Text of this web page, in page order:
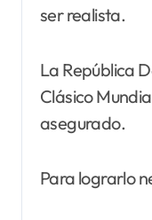
ser realista.
La República
Clásico
asegurado.
Para lograrlo